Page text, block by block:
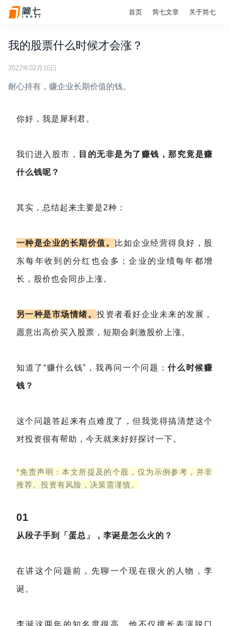
首页 简七文章 关于简七
我的股票什么时候才会涨？
2022年02月16日
耐心持有，赚企业长期价值的钱。
你好，我是犀利君。
我们进入股市， 目的无非是为了赚钱，那究竟是赚
什么钱呢？
其实，总结起来主要是2种：
一种是企业的长期价值。 比如企业经营得良好，股
东每年收到的分红也会多；企业的业绩每年都增
长，股价也会同步上涨。
另一种是市场情绪。投资者看好企业未来的发展，
愿意出高价买入股票，短期会刺激股价上涨。
知道了“赚什么钱”，我再问一个问题：什么时候赚
钱？
这个问题答起来有点难度了，但我觉得搞清楚这个
对投资很有帮助，今天就来好好探讨一下。
*免责声明：本文所提及的个股，仅为示例参考，并非
推荐。投资有风险，决策需谨慎。
01
从段子手到「蛋总」， 李诞是怎么火的？
在讲这个问题前，先聊一个现在很火的人物，李
诞。
李诞这两年的知名度很高，他不仅擅长表演脱口